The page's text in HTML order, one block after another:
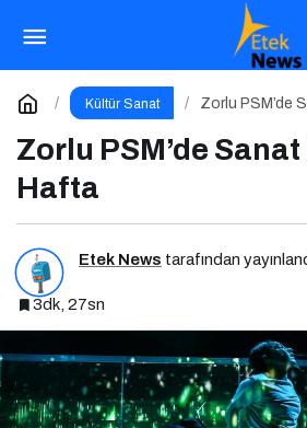
Kültür Sanat Zorlu PSM’de
Zorlu PSM’de
Hafta
Etek News tarafından
3dk, 27sn
Ankara’da Bahar Müzikle
Yorum Yap